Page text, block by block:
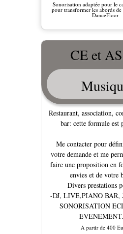
Sonorisation adaptée pour le
pour transformer les abords
DanceFloor
CE et
Restaurant, association,
bar: cette formule est
Me contacter pour
votre demande et me
faire une proposition en
envies et de votre
Divers prestations
-DJ, LIVE,PIANO BAR,
SONORISATION
A partir de 400